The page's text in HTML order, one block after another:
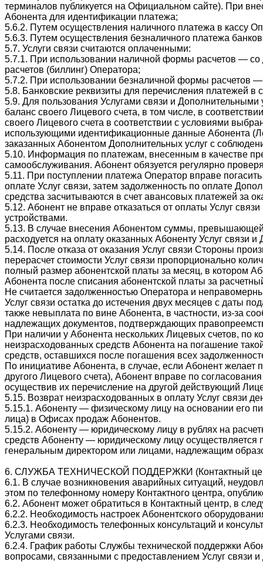
терминалов публикуется на Официальном сайте). При
Абонента для идентификации платежа;
5.6.2. Путем осуществления наличного платежа в кассу
5.6.3. Путем осуществления безналичного платежа
5.7. Услуги связи считаются оплаченными:
5.7.1. При использовании наличной формы расчетов —
расчетов (биллинг) Оператора;
5.7.2. При использовании безналичной формы расчетов
5.8. Банковские реквизиты для перечисления платежей
5.9. Для пользования Услугами связи и
баланс своего Лицевого счета, в том числе, в
своего Лицевого счета в соответствии с условиями
использующими идентификационные данные Абонента
заказанных Абонентом Дополнительных услуг с
5.10. Информация по платежам, внесенным в качестве
самообслуживания. Абонент обязуется регулярно
5.11. При поступлении платежа Оператор вправе
оплате Услуг связи, затем задолженность по оплате
средства засчитываются в счет авансовых платежей за
5.12. Абонент не вправе отказаться от оплаты Услуг
устройствами.
5.13. В случае внесения Абонентом суммы,
расходуется на оплату оказанных Абоненту Услуг
5.14. После отказа от оказания Услуг связи Стороны
перерасчет стоимости Услуг связи пропорционально
полный размер абонентской платы за месяц, в котором
Абонента после списания абонентской платы за
Не считается задолженностью Оператора и
Услуг связи остатка до истечения двух месяцев с даты
также невыплата по вине Абонента, в частности, из-за
надлежащих документов, подтверждающих
При наличии у Абонента нескольких Лицевых счетов, по
неизрасходованных средств Абонента на погашение
средств, оставшихся после погашения всех
По инициативе Абонента, в случае, если Абонент желает
другого Лицевого счета), Абонент вправе по
осуществив их перечисление на другой действующий
5.15. Возврат неизрасходованных в оплату Услуг связи
5.15.1. Абоненту — физическому лицу на основании его
лица) в Офисах продаж Абонентов.
5.15.2. Абоненту — юридическому лицу в рублях на
средств Абоненту — юридическому лицу
генеральным директором или лицами, надлежащим
6. СЛУЖБА ТЕХНИЧЕСКОЙ ПОДДЕРЖКИ (Контактный
6.1. В случае возникновения аварийных ситуаций,
этом по телефонному номеру Контактного центра,
6.2. Абонент может обратиться в Контактный центр, в
6.2.2. Необходимость настроек Абонентского
6.2.3. Необходимость телефонных консультаций и
Услугами связи.
6.2.4. График работы Службы технической поддержки
вопросами, связанными с предоставлением Услуг связи и